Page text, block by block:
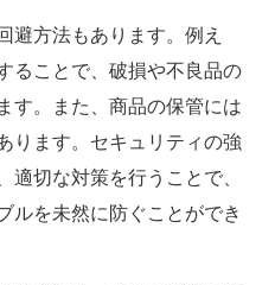
避方法もあります。例え
ることで、破損や不良品の
す。また、商品の保管には
ります。セキュリティの強
適切な対策を行うことで、
ルを未然に防ぐことができ